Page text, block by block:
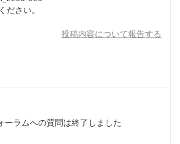
ださい。
投稿内容について報告する
ーラムへの質問は終了しました